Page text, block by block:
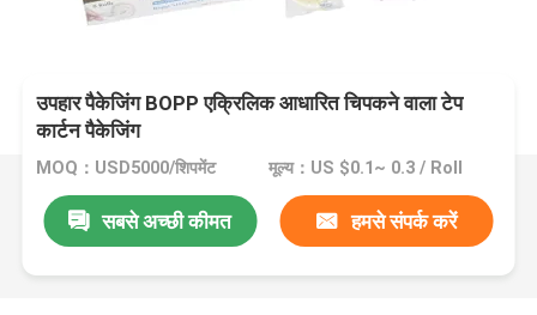
उपहार पैकेजिंग BOPP एक्रिलिक आधारित चिपकने वाला टेप
कार्टन पैकेजिंग
MOQ：USD5000/शिपमेंट मूल्य：US $0.1~ 0.3 / Roll
सबसे अच्छी कीमत हमसे संपर्क करें